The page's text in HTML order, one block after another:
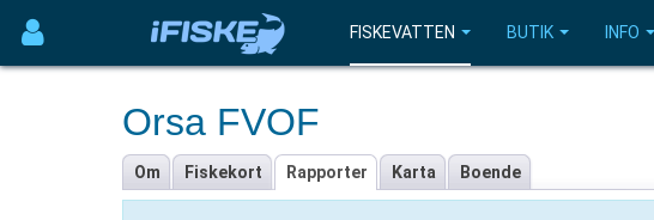
FISKEVATTEN BUTIK INFO
Orsa FVOF
Om Fiskekort Rapporter Karta Boende